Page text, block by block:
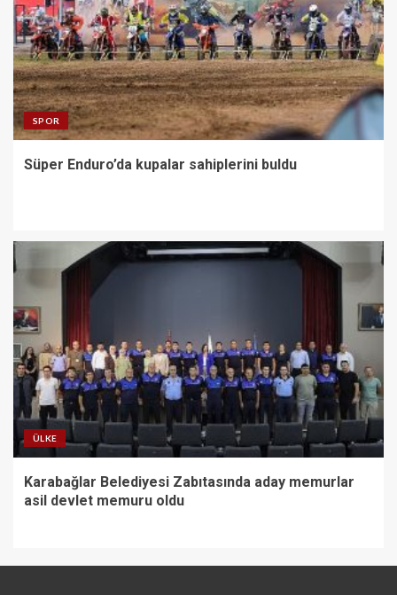
SPOR
Süper Enduro’da kupalar sahiplerini buldu
ÜLKE
Karabağlar Belediyesi Zabıtasında aday memurlar
asil devlet memuru oldu